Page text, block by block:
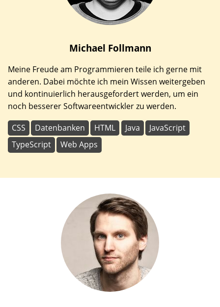
Michael Follmann
Meine Freude am Programmieren teile ich gerne mit
anderen. Dabei möchte ich mein Wissen weitergeben
und kontinuierlich herausgefordert werden, um ein
noch besserer Softwareentwickler zu werden.
CSS Datenbanken HTML Java
JavaScript
TypeScript
Web Apps